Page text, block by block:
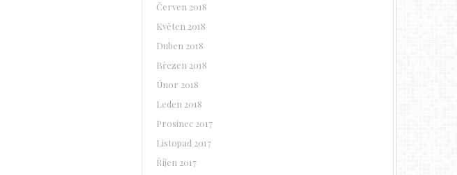
Červen 2018
Květen 2018
Duben 2018
Březen 2018
Únor 2018
Leden 2018
Prosinec 2017
Listopad 2017
Říjen 2017